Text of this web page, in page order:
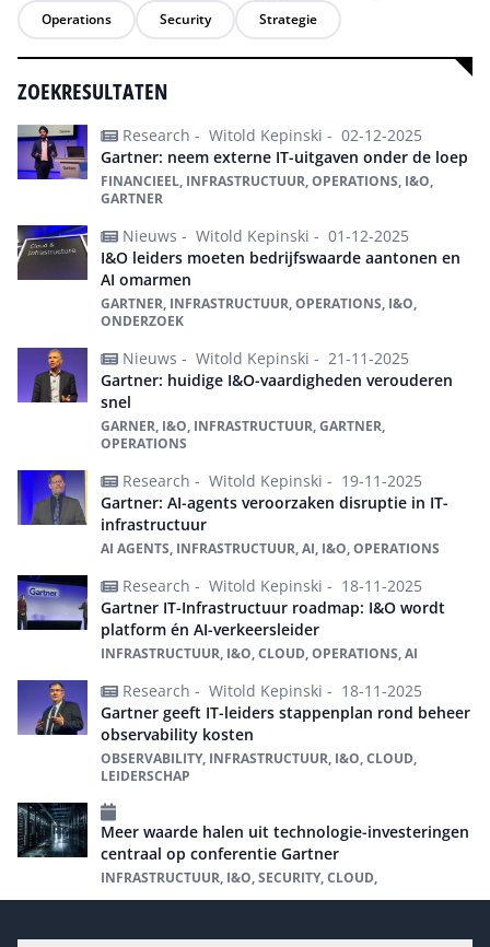
ZOEKRESULTATEN
Research - Witold Kepinski - 02-12-2025
Gartner: neem externe IT-uitgaven onder de loep
FINANCIEEL, INFRASTRUCTUUR, OPERATIONS, I&O,
GARTNER
Nieuws - Witold Kepinski - 01-12-2025
I&O leiders moeten bedrijfswaarde aantonen en
AI omarmen
GARTNER, INFRASTRUCTUUR, OPERATIONS, I&O,
ONDERZOEK
Nieuws - Witold Kepinski - 21-11-2025
Gartner: huidige I&O-vaardigheden verouderen
snel
GARNER, I&O, INFRASTRUCTUUR, GARTNER,
OPERATIONS
Research - Witold Kepinski - 19-11-2025
Gartner: AI-agents veroorzaken disruptie in IT-
infrastructuur
AI AGENTS, INFRASTRUCTUUR, AI, I&O, OPERATIONS
Research - Witold Kepinski - 18-11-2025
Gartner IT-Infrastructuur roadmap: I&O wordt
platform én AI-verkeersleider
INFRASTRUCTUUR, I&O, CLOUD, OPERATIONS, AI
Research - Witold Kepinski - 18-11-2025
Gartner geeft IT-leiders stappenplan rond beheer
observability kosten
OBSERVABILITY, INFRASTRUCTUUR, I&O, CLOUD,
LEIDERSCHAP
Meer waarde halen uit technologie-investeringen
centraal op conferentie Gartner
INFRASTRUCTUUR, I&O, SECURITY, CLOUD,
Operations Security Strategie